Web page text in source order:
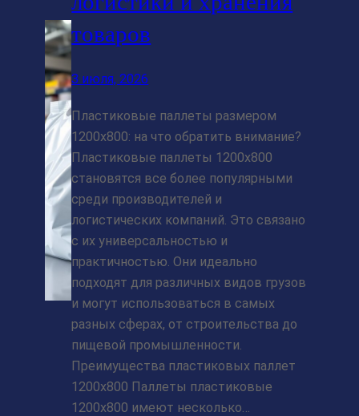
товаров
3 июля, 2026
Пластиковые паллеты размером
1200х800: на что обратить внимание?
Пластиковые паллеты 1200х800
становятся все более популярными
среди производителей и
логистических компаний. Это связано
с их универсальностью и
практичностью. Они идеально
подходят для различных видов грузов
и могут использоваться в самых
разных сферах, от строительства до
пищевой промышленности.
Преимущества пластиковых паллет
1200х800 Паллеты пластиковые
1200х800 имеют несколько…